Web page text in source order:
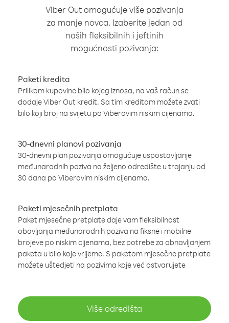
Viber Out omogućuje više pozivanja
za manje novca. Izaberite jedan od
naših fleksibilnih i jeftinih
mogućnosti pozivanja:
Paketi kredita
Prilikom kupovine bilo kojeg iznosa, na vaš račun se
dodaje Viber Out kredit. Sa tim kreditom možete zvati
bilo koji broj na svijetu po Viberovim niskim cijenama.
30-dnevni planovi pozivanja
30-dnevni plan pozivanja omogućuje uspostavljanje
međunarodnih poziva na željeno odredište u trajanju od
30 dana po Viberovim niskim cijenama.
Paketi mjesečnih pretplata
Paket mjesečne pretplate daje vam fleksibilnost
obavljanja međunarodnih poziva na fiksne i mobilne
brojeve po niskim cijenama, bez potrebe za obnavljanjem
paketa u bilo koje vrijeme. S paketom mjesečne pretplate
možete uštedjeti na pozivima koje već ostvarujete
Više odredišta